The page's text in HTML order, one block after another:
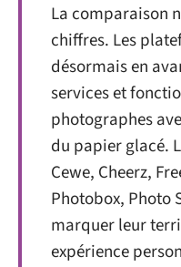
La comparaison
chiffres. Les
désormais en
services et
photographes
du papier glacé.
Cewe, Cheerz,
Photobox, Photo
marquer leur
expérience